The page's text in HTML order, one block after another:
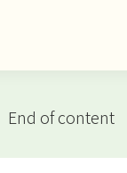
End of content